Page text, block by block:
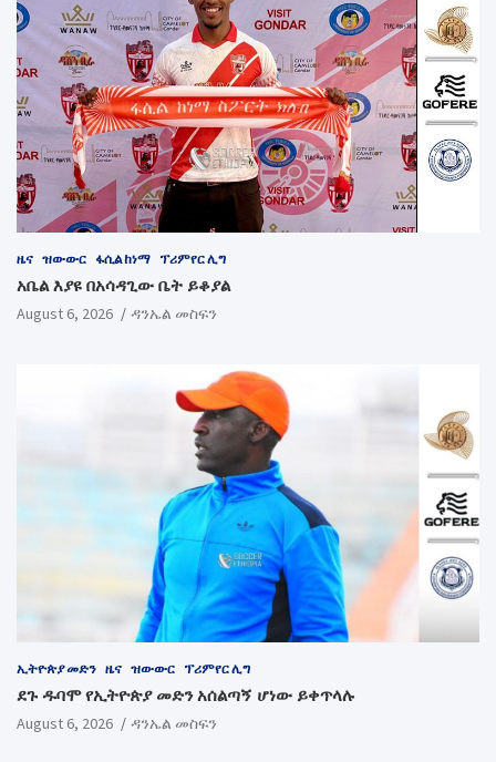
ዜና ዝውውር ፋሲል ከነማ ፕሪምየር ሊግ
አቤል እያዩ በአሳዳጊው ቤት ይቆያል
August 6, 2026 ዳንኤል መስፍን
ኢትዮጵያ መድን ዜና ዝውውር ፕሪምየር ሊግ
ደጉ ዱባሞ የኢትዮጵያ መድን አሰልጣኝ ሆነው ይቀጥላሉ
August 6, 2026 ዳንኤል መስፍን